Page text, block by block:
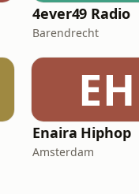
4ever49 Radio
Barendrecht
EH
Enaira Hiphop
Amsterdam